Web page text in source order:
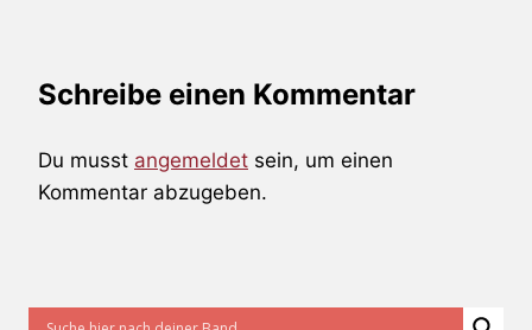
Schreibe einen Kommentar
Du musst angemeldet sein, um einen
Kommentar abzugeben.